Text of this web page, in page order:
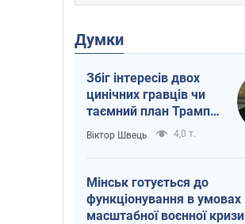
Думки
Збіг інтересів двох
цинічних гравців чи
таємний план Трампа
і Путіна?
Віктор Швець 4,0 т.
Мінськ готується до
функціонування в умовах
масштабної воєнної кризи